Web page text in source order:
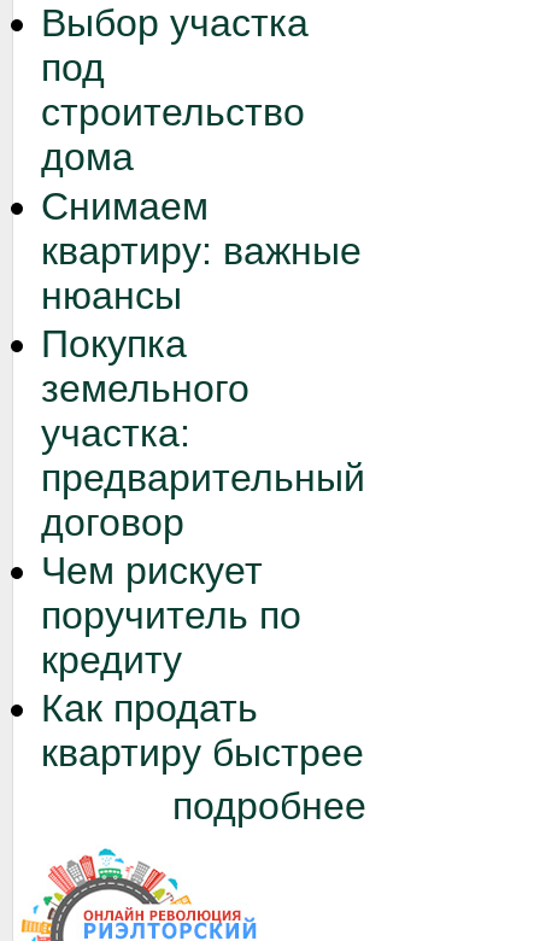
Выбор участка
под
строительство
дома
Снимаем
квартиру: важные
нюансы
Покупка
земельного
участка:
предварительный
договор
Чем рискует
поручитель по
кредиту
Как продать
квартиру быстрее
подробнее